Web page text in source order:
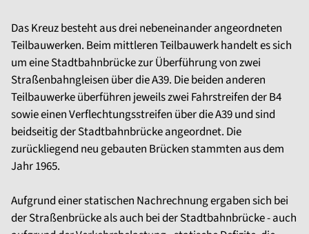
Das Kreuz besteht aus drei nebeneinander angeordneten
Teilbauwerken. Beim mittleren Teilbauwerk handelt es sich
um eine Stadtbahnbrücke zur Überführung von zwei
Straßenbahngleisen über die A39. Die beiden anderen
Teilbauwerke überführen jeweils zwei Fahrstreifen der B4
sowie einen Verflechtungsstreifen über die A39 und sind
beidseitig der Stadtbahnbrücke angeordnet. Die
zurückliegend neu gebauten Brücken stammten aus dem
Jahr 1965.
Aufgrund einer statischen Nachrechnung ergaben sich bei
der Straßenbrücke als auch bei der Stadtbahnbrücke - auch